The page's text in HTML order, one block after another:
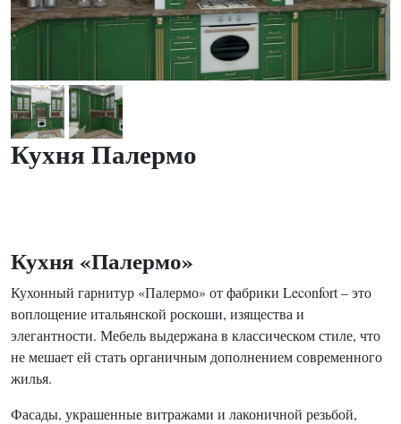
Кухня Палермо
Кухня «Палермо»
Кухонный гарнитур «Палермо» от фабрики Leconfort – это
воплощение итальянской роскоши, изящества и
элегантности. Мебель выдержана в классическом стиле, что
не мешает ей стать органичным дополнением современного
жилья.
Фасады, украшенные витражами и лаконичной резьбой,